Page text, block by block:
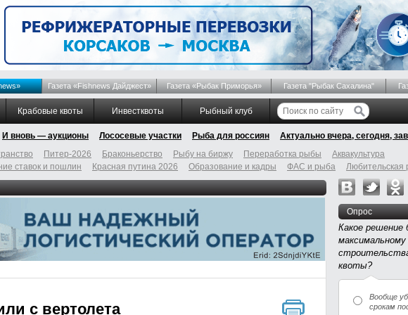
Газета «Fishnews Дайджест» Газета «Рыбак Приморья» Газета "Рыбак Сахалина"
Крабовые квоты Инвестквоты Рыбный клуб
И вновь — аукционы Лососевые участки Рыба для россиян
Актуально вчера, сегодня,
Питер-2026 Браконьерство Рыбу на биржу Переработка рыбы
Аквакультура
ставок и пошлин Красная путина 2026 Образование и кадры ФАС и рыба Любительская
с вертолета
Опрос
Какое решение
максимальному
квоты?
Вообще
срокам